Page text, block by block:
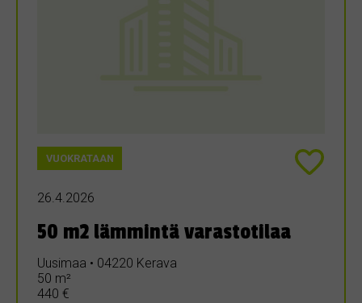
VUOKRATAAN
26.4.2026
50 m2 lämmintä varastotilaa
Uusimaa • 04220 Kerava
50 m²
440 €